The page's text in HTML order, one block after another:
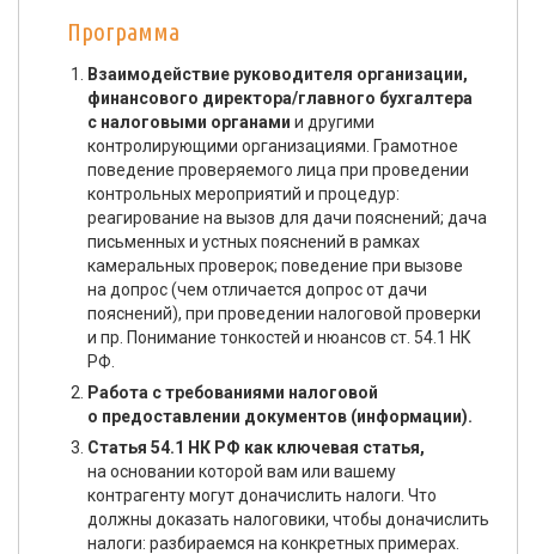
Программа
Взаимодействие руководителя организации,
финансового директора/главного бухгалтера
с налоговыми органами и другими
контролирующими организациями. Грамотное
поведение проверяемого лица при проведении
контрольных мероприятий и процедур:
реагирование на вызов для дачи пояснений; дача
письменных и устных пояснений в рамках
камеральных проверок; поведение при вызове
на допрос (чем отличается допрос от дачи
пояснений), при проведении налоговой проверки
и пр. Понимание тонкостей и нюансов ст. 54.1 НК
РФ.
Работа с требованиями налоговой
о предоставлении документов (информации).
Статья 54.1 НК РФ как ключевая статья,
на основании которой вам или вашему
контрагенту могут доначислить налоги. Что
должны доказать налоговики, чтобы доначислить
налоги: разбираемся на конкретных примерах.